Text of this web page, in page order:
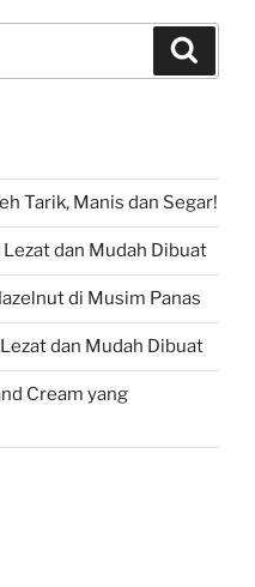
Tarik, Manis dan Segar!
dan Mudah Dibuat
di Musim Panas
dan Mudah Dibuat
Cream yang